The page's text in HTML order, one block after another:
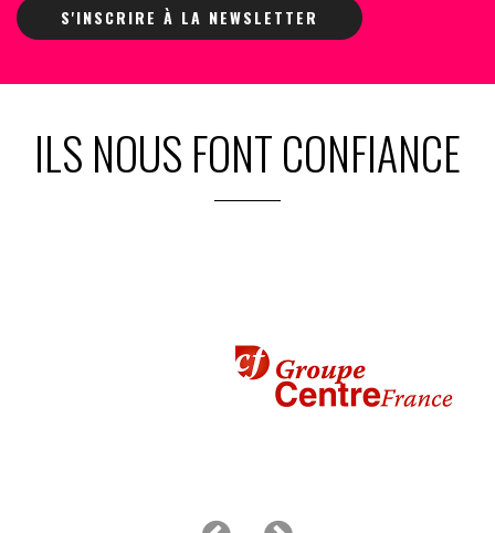
S'INSCRIRE À LA NEWSLETTER
ILS NOUS FONT CONFIANCE